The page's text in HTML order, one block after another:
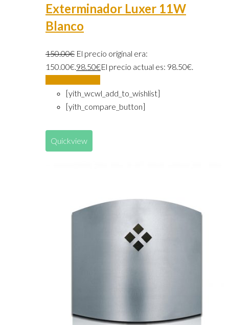
Exterminador Luxer 11W
Blanco
150.00€ El precio original era:
150.00€. 98.50€El precio actual es: 98.50€.
[yith_wcwl_add_to_wishlist]
[yith_compare_button]
Quickview